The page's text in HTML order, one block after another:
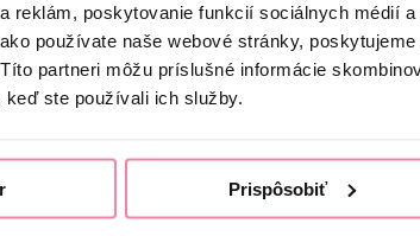
reklám, poskytovanie funkcií sociálnych médií
používate naše webové stránky,
partneri môžu príslušné informácie
ste používali ich služby.
Prispôsobiť